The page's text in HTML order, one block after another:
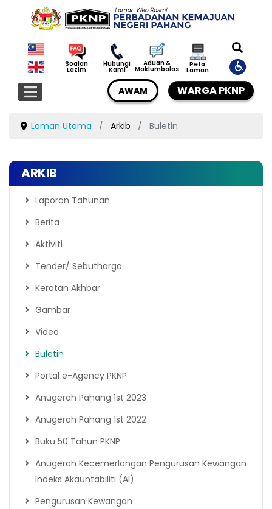
Soalan
Lazim
Hubungi
Kami
Aduan &
Maklumbalas
Peta
Laman
AWAM WARGA PKNP
Laman Utama Arkib Buletin
ARKIB
Laporan Tahunan
Berita
Aktiviti
Tender/ Sebutharga
Keratan Akhbar
Gambar
Video
Buletin
Portal e-Agency PKNP
Anugerah Pahang 1st 2023
Anugerah Pahang 1st 2022
Buku 50 Tahun PKNP
Anugerah Kecemerlangan Pengurusan Kewangan
Indeks Akauntabiliti (AI)
Pengurusan Kewangan